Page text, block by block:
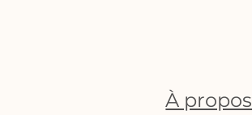
À propos